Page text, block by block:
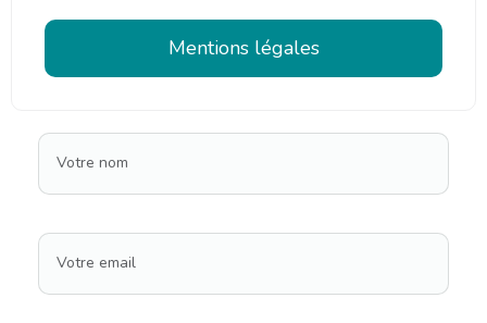
Mentions légales
Votre nom
Votre email